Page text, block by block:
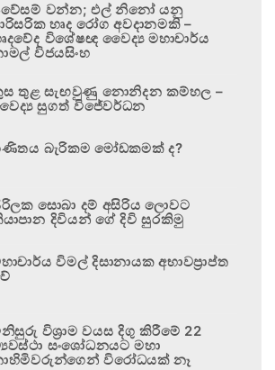
වන්න; එල් නිනෝ යනු
හෘද රෝග අවදානමකි –
විශේෂඥ වෛද්‍ය මහාචාර්ය
විජයසිංහ
තුළ සැඟවුණු නොනිදන කම්හල –
සුගත් විජේවර්ධන
බැරිකම මෝඩකමක් ද?
සොබා දම් අසිරිය ලොවට
දිවියන් ගේ දිවි සුරකිමු
විමල් දිසානායක අභාවප්‍රාප්ත
විශ්‍රාම වයස දිගු කිරීමේ 22
සංශෝධනයට මහා
විරෝධයක් නෑ